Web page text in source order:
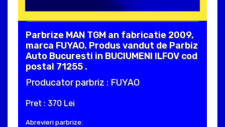
Parbrize MAN TGM an fabricatie 2009,
marca FUYAO. Produs vandut de Parbiz
Auto Bucuresti in BUCIUMENI ILFOV cod
postal 71255 .
Producator parbriz : FUYAO
Pret : 370 Lei
Abrevieri parbrize: